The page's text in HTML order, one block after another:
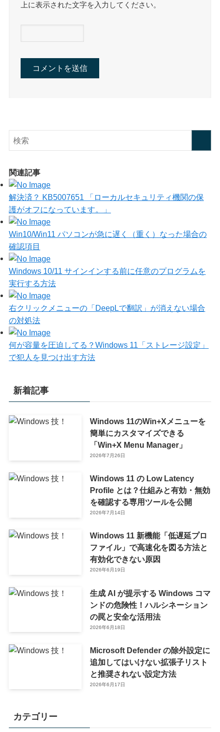
上に表示された文字を入力してください。
関連記事
解決済？ KB5007651 「ローカルセキュリティ機関の保
護がオフになっています。」
Win10/Win11 パソコンが急に遅く（重く）なった場合の
確認項目
Windows 10/11 サインインする前に任意のプログラムを
実行する方法
右クリックメニューの「DeepLで翻訳」が消えない場合
の対処法
何が容量を圧迫してる？Windows 11「ストレージ設定」
で犯人を見つけ出す方法
新着記事
Windows 11のWin+Xメニューを
簡単にカスタマイズできる
「Win+X Menu Manager」
2026年7月26日
Windows 11 の Low Latency
Profile とは？仕組みと有効・無効
を確認する専用ツールを公開
2026年7月14日
Windows 11 新機能「低遅延プロ
ファイル」で高速化を図る方法と
有効化できない原因
2026年6月19日
生成 AI が提示する Windows コマ
ンドの危険性！ハルシネーション
の罠と安全な活用法
2026年6月18日
Microsoft Defender の除外設定に
追加してはいけない拡張子リスト
と推奨されない設定方法
2026年6月17日
カテゴリー